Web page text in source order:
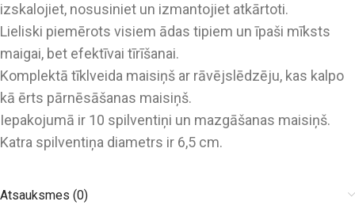
izskalojiet, nosusiniet un izmantojiet atkārtoti.
Lieliski piemērots visiem ādas tipiem un īpaši mīksts
maigai, bet efektīvai tīrīšanai.
Komplektā tīklveida maisiņš ar rāvējslēdzēju, kas kalpo
kā ērts pārnēsāšanas maisiņš.
Iepakojumā ir 10 spilventiņi un mazgāšanas maisiņš.
Katra spilventiņa diametrs ir 6,5 cm.
Atsauksmes (0)